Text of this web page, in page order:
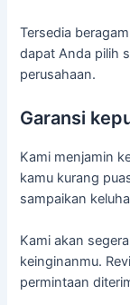
Tersedia
dapat Anda pilih
perusahaan.
Garansi
Kami menjamin
kamu kurang
sampaikan
Kami akan
keinginanmu.
permintaan